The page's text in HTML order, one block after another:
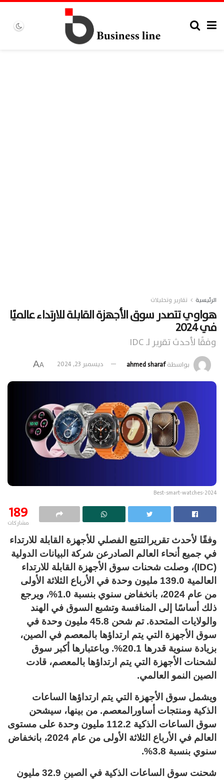
الرئيسية تقارير وتحليلات
هواوي تتصدر سوق الأجهزة القابلة للارتداء عالميًا
في 2024
وفقًا لأحدث تقرير لـ IDC
بواسطةahmed sharaf ديسمبر 23, 2024 A
A
Best-smart-watches-2024
189
مشاركات
وفقًا لأحدث تقريرالتتبع الفصلي للأجهزة القابلة للارتداء
في جميع أنحاء العالم الصادرعن شركة البيانات الدولية
(IDC)، وصلت شحنات سوق الأجهزة القابلة للارتداء
العالمية 139.0 مليون وحدة في الأرباع الثلاثة الأولى
من عام 2024، بانخفاض سنوي بنسبة 1.0%، ويرجع
ذلك أساسًا إلى المنافسة وتشبع السوق في الهند
والولايات المتحدة. تم شحن 45.8 مليون وحدة في
سوق الأجهزة التي يتم ارتداؤها بالمعصم في الصين،
بزيادة سنوية قدرها 20.1%. وباعتبارها أكبر سوق
لشحنات الأجهزة التي يتم ارتداؤها بالمعصم، قادت
الصين النمو العالمي.
ويشمل سوق الأجهزة التي يتم ارتداؤها الساعات
الذكية ومنتجات أساورالمعصم. من بينها، سيشحن
سوق الساعات الذكية 112.2 مليون وحدة على مستوى
العالم في الأرباع الثلاثة الأولى من عام 2024، بانخفاض
سنوي بنسبة 3.8%.
شحنت سوق الساعات الذكية في الصين 32.9 مليون